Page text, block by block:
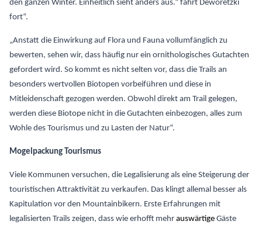
den ganzen Winter. Einheitlich sieht anders aus.“ fährt Deworetzki
fort“.
„Anstatt die Einwirkung auf Flora und Fauna vollumfänglich zu
bewerten, sehen wir, dass häufig nur ein ornithologisches Gutachten
gefordert wird. So kommt es nicht selten vor, dass die Trails an
besonders wertvollen Biotopen vorbeiführen und diese in
Mitleidenschaft gezogen werden. Obwohl direkt am Trail gelegen,
werden diese Biotope nicht in die Gutachten einbezogen, alles zum
Wohle des Tourismus und zu Lasten der Natur“.
Mogelpackung Tourismus
Viele Kommunen versuchen, die Legalisierung als eine Steigerung der
touristischen Attraktivität zu verkaufen. Das klingt allemal besser als
Kapitulation vor den Mountainbikern. Erste Erfahrungen mit
legalisierten Trails zeigen, dass wie erhofft mehr auswärtige Gäste